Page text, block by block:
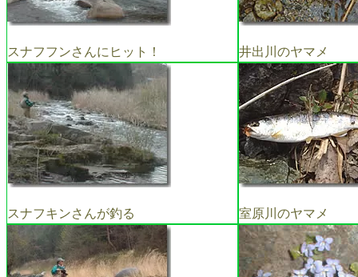
スナフフンさんにヒット！ 井出川のヤマメ
スナフキンさんが釣る 室原川のヤマメ